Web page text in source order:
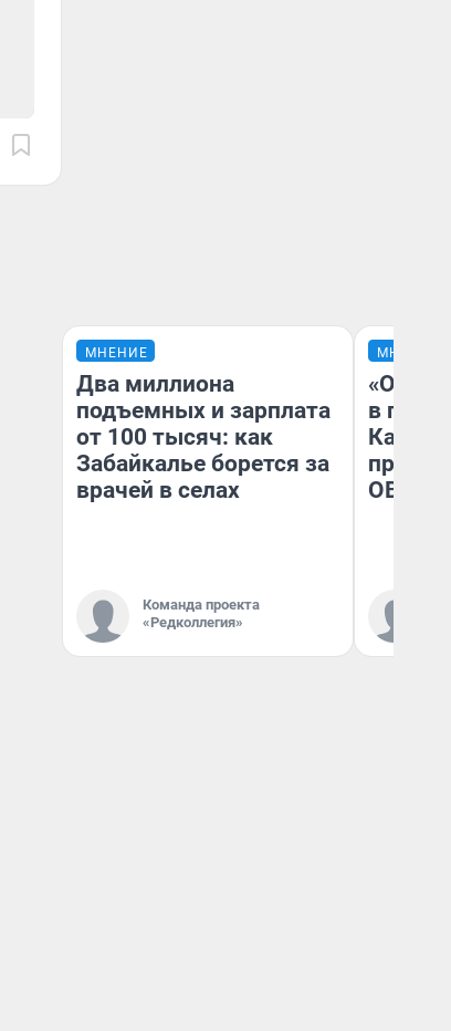
МНЕНИЕ
Два миллиона
подъемных и зарплата
от 100 тысяч: как
Забайкалье борется за
врачей в селах
Команда проекта
«Редколлегия»
МНЕНИЕ
в
Как в
ОВЗ